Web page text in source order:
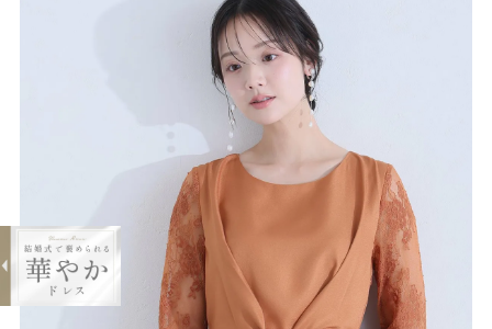
バックプリーツ＆レースリボンドレス
¥18,500
購入する